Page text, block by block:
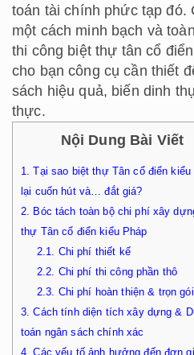
toán tài chính phức tạp đó.
một cách minh bạch và
thi công biệt thự tân cổ
cho bạn công cụ cần thiết
sách hiệu quả, biến dinh
thực.
Nội Dung Bài Viết
1. Tại sao biệt thự Tân cổ điển kiểu
lại cuốn hút và… đắt giá?
2. Bóc tách toàn bộ chi phí xây
thự Tân cổ điển kiểu Pháp
2.1. Chi phí thiết kế
2.2. Chi phí thi công phần thô
2.3. Chi phí hoàn thiện & trọn gói
3. Cách tính diện tích xây dựng &
toán ngân sách chính xác
4. Các yếu tố ảnh hưởng đến đơn